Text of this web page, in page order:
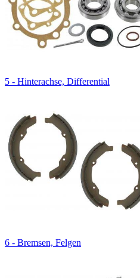
5 - Hinterachse, Differential
6 - Bremsen, Felgen